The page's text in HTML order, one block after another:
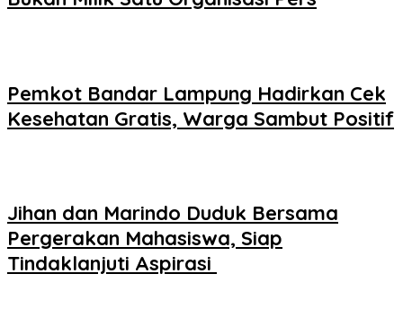
Pemkot Bandar Lampung Hadirkan Cek
Kesehatan Gratis, Warga Sambut Positif
Jihan dan Marindo Duduk Bersama
Pergerakan Mahasiswa, Siap
Tindaklanjuti Aspirasi